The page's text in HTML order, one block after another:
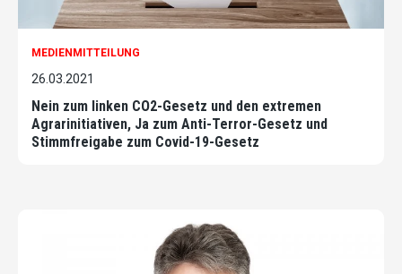
MEDIENMITTEILUNG
26.03.2021
Nein zum linken CO2-Gesetz und den extremen
Agrarinitiativen, Ja zum Anti-Terror-Gesetz und
Stimmfreigabe zum Covid-19-Gesetz